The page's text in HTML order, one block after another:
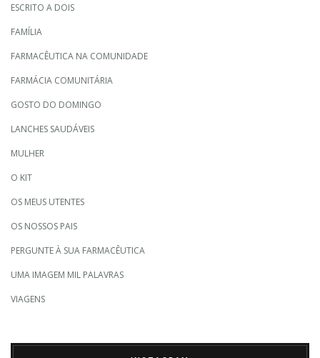
ESCRITO A DOIS
FAMÍLIA
FARMACÊUTICA NA COMUNIDADE
FARMÁCIA COMUNITÁRIA
GOSTO DO DOMINGO
LANCHES SAUDÁVEIS
MULHER
O KIT
OS MEUS UTENTES
OS NOSSOS PAIS
PERGUNTE À SUA FARMACÊUTICA
UMA IMAGEM MIL PALAVRAS
VIAGENS